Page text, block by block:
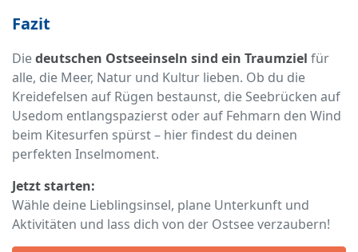
Fazit
Diedeutschen Ostseeinseln sind ein Traumziel für
alle, die Meer, Natur und Kultur lieben. Ob du die
Kreidefelsen auf Rügen bestaunst, die Seebrücken auf
Usedom entlangspazierst oder auf Fehmarn den Wind
beim Kitesurfen spürst – hier findest du deinen
perfekten Inselmoment.
Jetzt starten:
Wähle deine Lieblingsinsel, plane Unterkunft und
Aktivitäten und lass dich von der Ostsee verzaubern!